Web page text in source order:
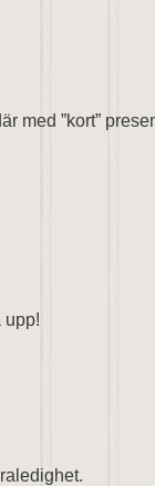
med ”kort”
upp!